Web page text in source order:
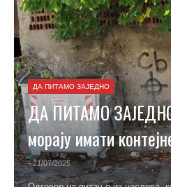
ДА ПИТАМО ЗАЈЕДНО
ДА ПИТАМО
морају имати
- 21/07/2025